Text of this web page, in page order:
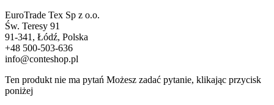
EuroTrade Tex Sp z o.o.
Św. Teresy 91
91-341, Łódź, Polska
+48 500-503-636
info@conteshop.pl
Ten produkt nie ma pytań Możesz zadać pytanie, klikając przycisk
poniżej